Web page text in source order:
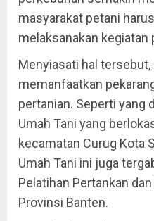
masyarakat petani
melaksanakan kegiatan
Menyiasati hal tersebut,
memanfaatkan
pertanian. Seperti yang
Umah Tani yang
kecamatan Curug Kota
Umah Tani ini juga
Pelatihan Pertankan
Provinsi Banten.